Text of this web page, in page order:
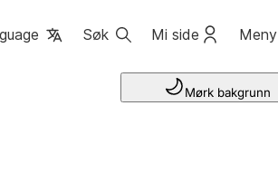
Søk Mi side Meny
Mørk bakgrunn